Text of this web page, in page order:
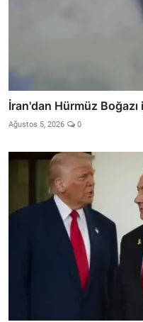
İran'dan Hürmüz
Ağustos 5, 2026 0